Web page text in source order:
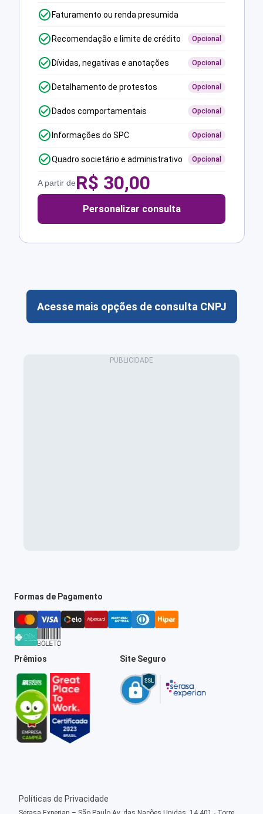
Faturamento ou renda presumida
Recomendação e limite de crédito Opcional
Dívidas, negativas e anotações Opcional
Detalhamento de protestos Opcional
Dados comportamentais Opcional
Informações do SPC Opcional
Quadro societário e administrativo Opcional
A partir deR$ 30,00
Personalizar consulta
Acesse mais opções de consulta CNPJ
Formas de Pagamento
Prêmios Site Seguro
Políticas de Privacidade